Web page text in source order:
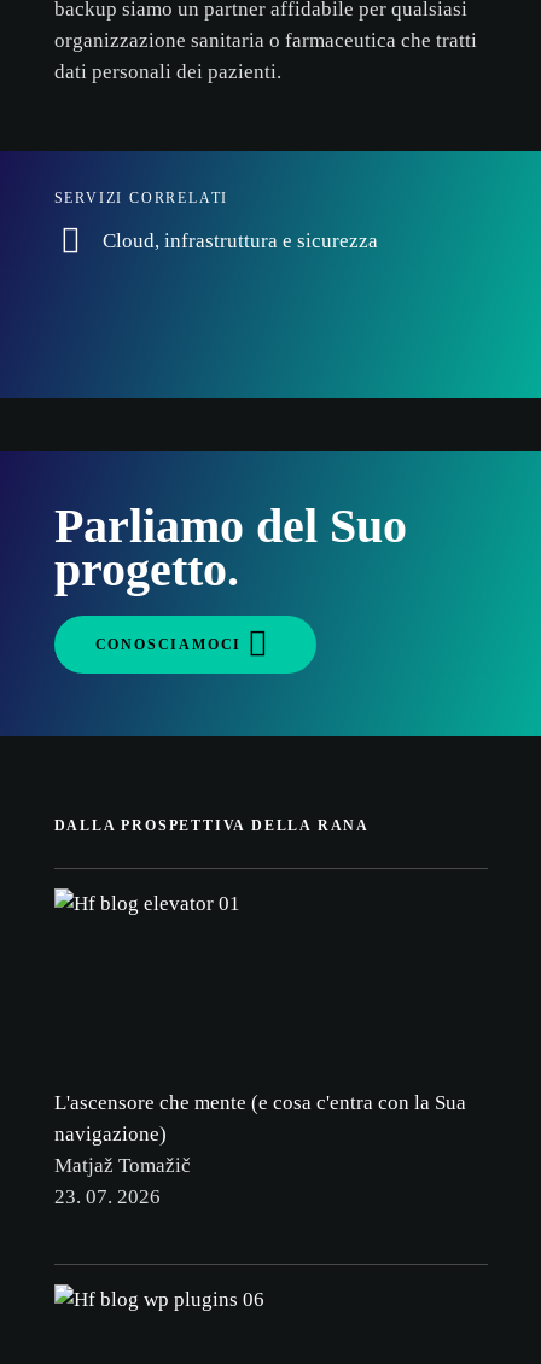
backup siamo un partner affidabile per qualsiasi
organizzazione sanitaria o farmaceutica che tratti
dati personali dei pazienti.
SERVIZI CORRELATI
Cloud, infrastruttura e sicurezza
Parliamo del Suo
progetto.
CONOSCIAMOCI
DALLA PROSPETTIVA DELLA RANA
L'ascensore che mente (e cosa c'entra con la Sua
navigazione)
Matjaž Tomažič
23. 07. 2026